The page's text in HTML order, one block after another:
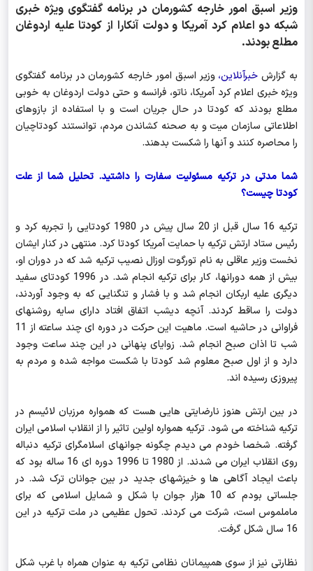
وزیر اسبق امور خارجه كشورمان در برنامه گفتگوی ویژه خبری
شبکه دو اعلام کرد آمریکا و دولت آنکارا از کودتا علیه اردوغان
مطلع بودند.
به گزارشخبرآنلاین، وزیر اسبق امور خارجه کشورمان در برنامه گفتگوی
ویژه خبری اعلام کرد آمریکا، ناتو، فرانسه و حتی دولت اردوغان به خوبی
مطلع بودند که کودتا در حال جریان است و با استفاده از بازوهای
اطلاعاتی سازمان میت و به صحنه کشاندن مردم، توانستند کودتاچیان
را محاصره کنند و آنها را شکست بدهند.
شما مدتی در ترکیه مسئولیت سفارت را داشتید. تحلیل شما از علت
کودتا چیست؟
ترکیه 16 سال قبل از 20 سال پیش در 1980 کودتایی را تجربه کرد و
رئیس ستاد ارتش ترکیه با حمایت آمریکا کودتا کرد. منتهی در کنار ایشان
نخست وزیر عاقلی به نام تورگوت اوزال نصیب ترکیه شد که در دوران او،
بیش از همه دورانها، کار برای ترکیه انجام شد. در 1996 کودتای سفید
دیگری علیه اربکان انجام شد و با فشار و تنگنایی که به وجود آوردند،
دولت را ساقط کردند. آنچه دیشب اتفاق افتاد دارای سایه روشنهای
فراوانی در حاشیه است. ماهیت این حرکت در دوره ای چند ساعته از 11
شب تا اذان صبح انجام شد. زوایای پنهانی در این چند ساعت وجود
دارد و از اول صبح معلوم شد کودتا با شکست مواجه شده و مردم به
پیروزی رسیده اند.
در بین ارتش هنوز نارضایتی هایی هست که همواره مرزبان لائیسم در
ترکیه شناخته می شود. ترکیه همواره اولین تاثیر را از انقلاب اسلامی ایران
گرفته. شخصا خودم می دیدم چگونه جوانهای اسلامگرای ترکیه دنباله
روی انقلاب ایران می شدند. از 1980 تا 1996 دوره ای 16 ساله بود که
باعث ایجاد آگاهی ها و خیزشهای جدید در بین جوانان ترک شد. در
جلساتی بودم که 10 هزار جوان با شکل و شمایل اسلامی که برای
ماملموس است، شرکت می کردند. تحول عظیمی در ملت ترکیه در این
16 سال شکل گرفت.
نظارتی نیز از سوی همپیمانان نظامی ترکیه به عنوان همراه با غرب شکل